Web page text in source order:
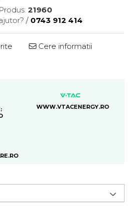
21960
/ 0743 912 414
Cere informatii
WWW.VTACENERGY.RO